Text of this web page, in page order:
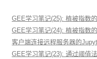
GEE学习笔记(25): 植被指数
GEE学习笔记(24): 植被指数
客户端连接远程服务器的
GEE学习笔记(23): 通过阈值